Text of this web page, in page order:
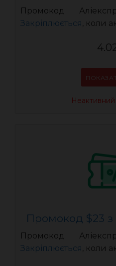
Промокод
Закріплюється, коли
Промокод $23 з
Промокод
Закріплюється, коли